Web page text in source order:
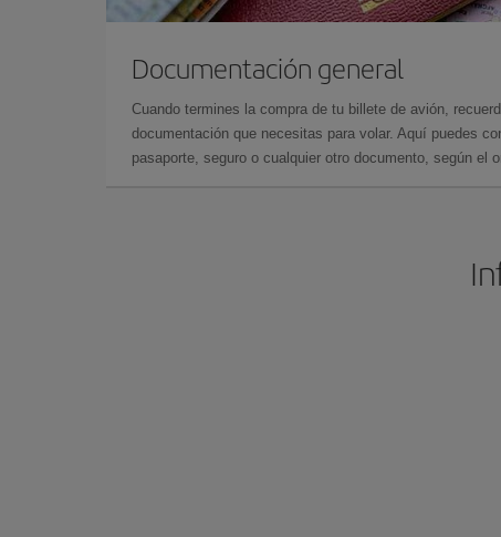
Documentación general
Cuando termines la compra de tu billete de avión,
documentación que necesitas para volar. Aquí puedes
pasaporte, seguro o cualquier otro documento, según el